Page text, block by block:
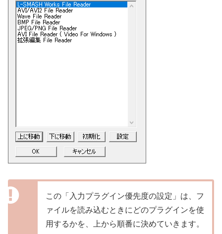
この「入力プラグイン優先度の設定」は、フ
ァイルを読み込むときにどのプラグインを使
用するかを、上から順番に決めていきます。